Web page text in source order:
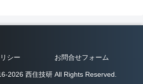
シー お問合せフォーム
2026 西住技研 All Rights Reserved.